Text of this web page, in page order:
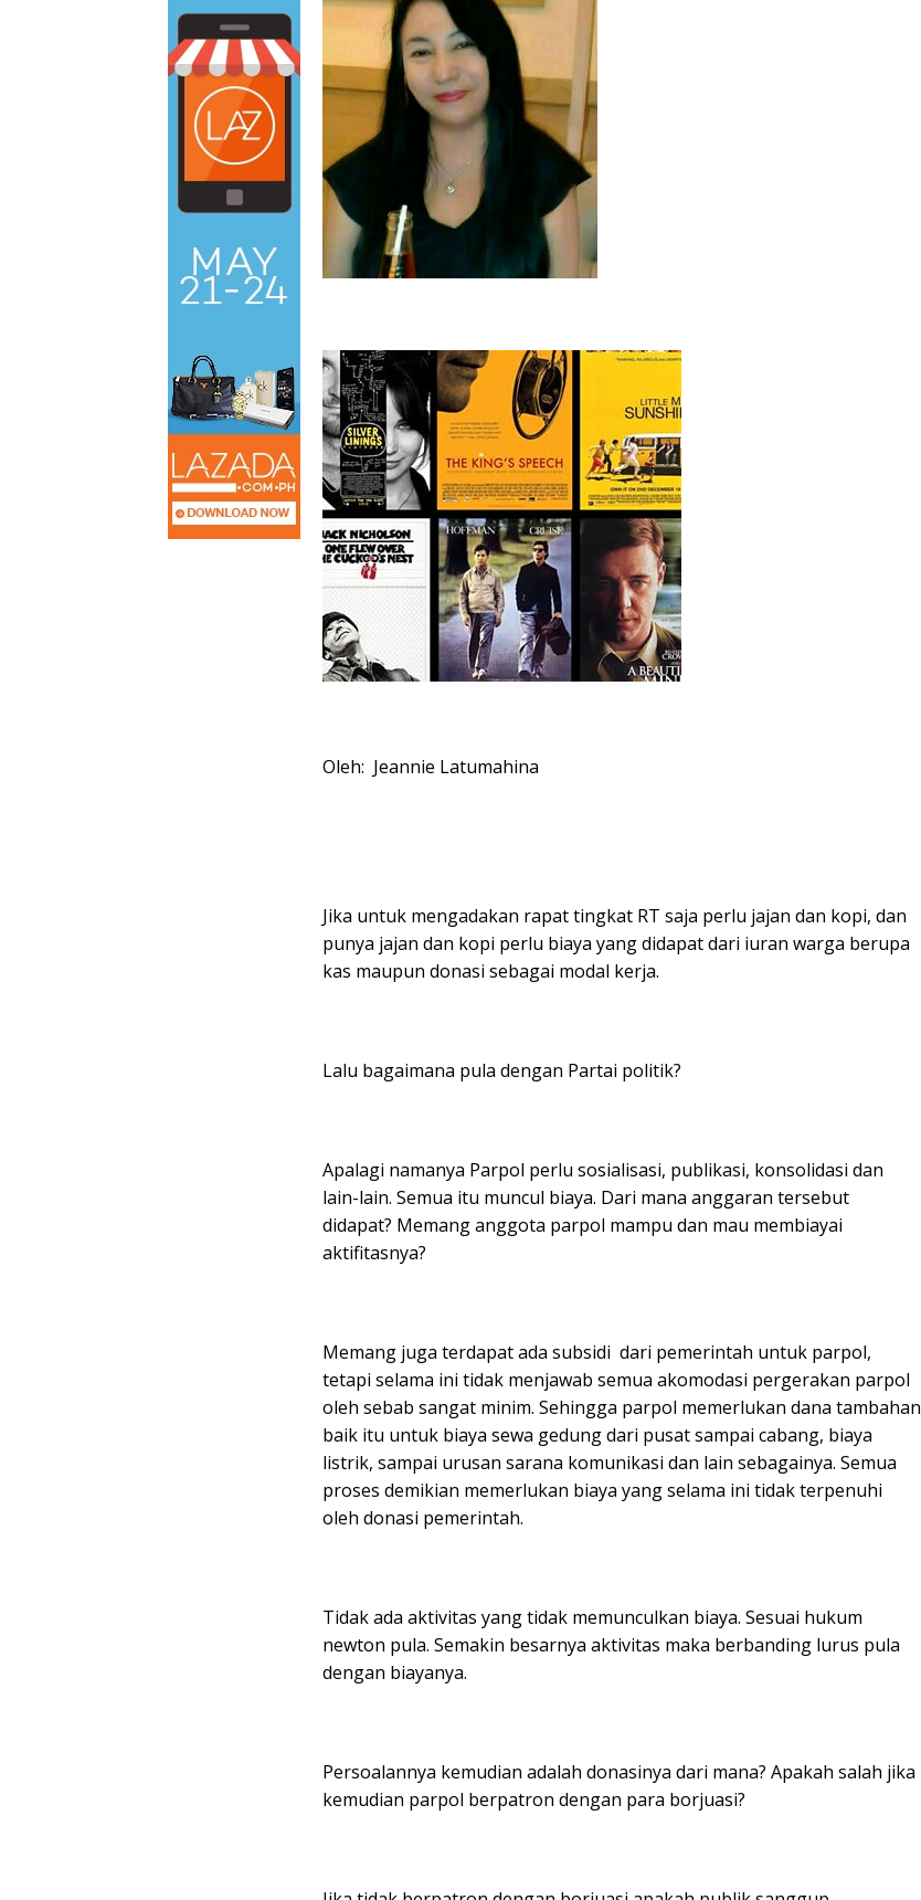
Oleh: Jeannie Latumahina
Jika untuk mengadakan rapat tingkat RT saja perlu jajan dan kopi, dan
punya jajan dan kopi perlu biaya yang didapat dari iuran warga berupa
kas maupun donasi sebagai modal kerja.
Lalu bagaimana pula dengan Partai politik?
Apalagi namanya Parpol perlu sosialisasi, publikasi, konsolidasi dan
lain-lain. Semua itu muncul biaya. Dari mana anggaran tersebut
didapat? Memang anggota parpol mampu dan mau membiayai
aktifitasnya?
Memang juga terdapat ada subsidi dari pemerintah untuk parpol,
tetapi selama ini tidak menjawab semua akomodasi pergerakan parpol
oleh sebab sangat minim. Sehingga parpol memerlukan dana tambahan
baik itu untuk biaya sewa gedung dari pusat sampai cabang, biaya
listrik, sampai urusan sarana komunikasi dan lain sebagainya. Semua
proses demikian memerlukan biaya yang selama ini tidak terpenuhi
oleh donasi pemerintah.
Tidak ada aktivitas yang tidak memunculkan biaya. Sesuai hukum
newton pula. Semakin besarnya aktivitas maka berbanding lurus pula
dengan biayanya.
Persoalannya kemudian adalah donasinya dari mana? Apakah salah jika
kemudian parpol berpatron dengan para borjuasi?